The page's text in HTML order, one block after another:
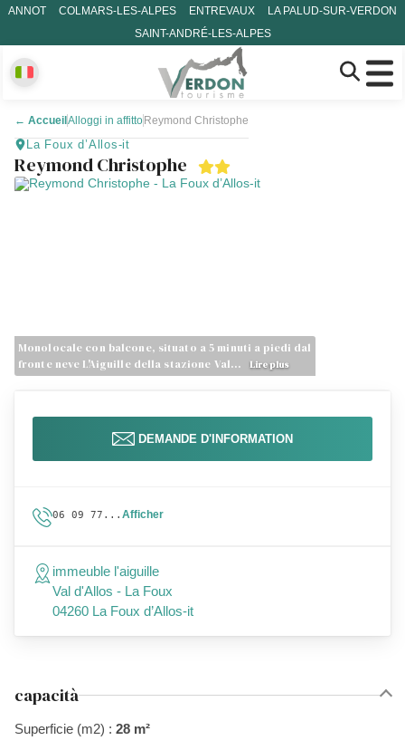
ANNOT COLMARS-LES-ALPES ENTREVAUX
LA PALUD-SUR-VERDON
SAINT-ANDRÉ-LES-ALPES
← Accueil Alloggi in affitto Reymond Christophe
La Foux d’Allos-it
Reymond Christophe
Monolocale con balcone, situato a 5 minuti a piedi dal
fronte neve L'Aiguille della stazione Val…
Lire plus
capacità
Superficie (m2) : 28 m²
DEMANDE D'INFORMATION
06 09 77... Afficher
immeuble l'aiguille
Val d'Allos - La Foux
04260 La Foux d’Allos-it